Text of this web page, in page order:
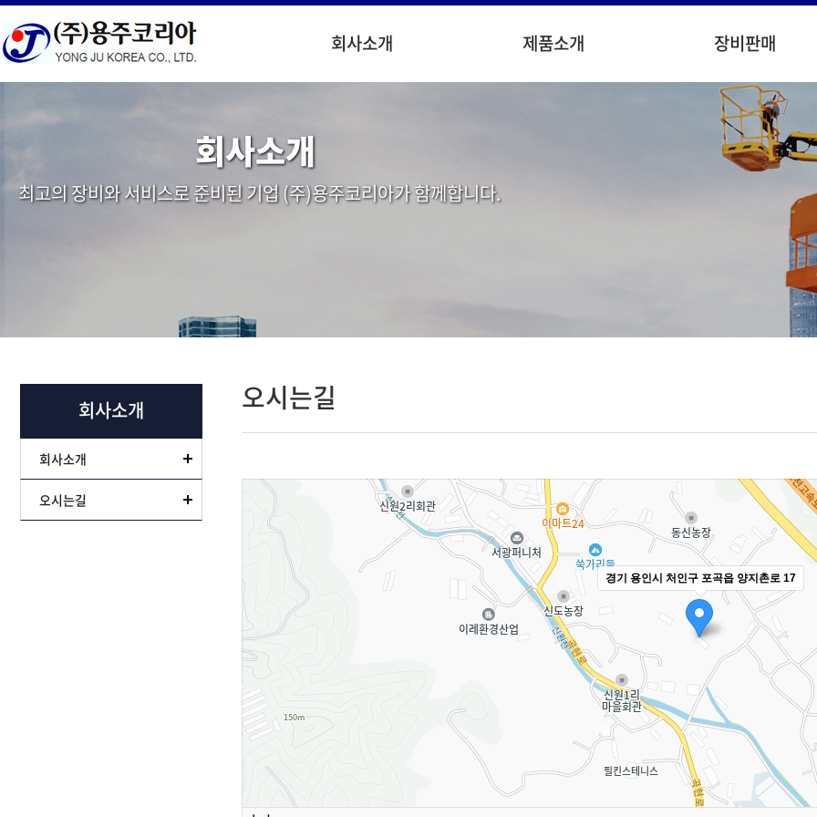
회사소개 제품소개 장비판매
회사소개
최고의 장비와 서비스로 준비된 기업 (주)용주코리아가 함께합니다.
회사소개
회사소개
오시는길
오시는길
경기 용인시 처인구 포곡읍 양지촌로 17